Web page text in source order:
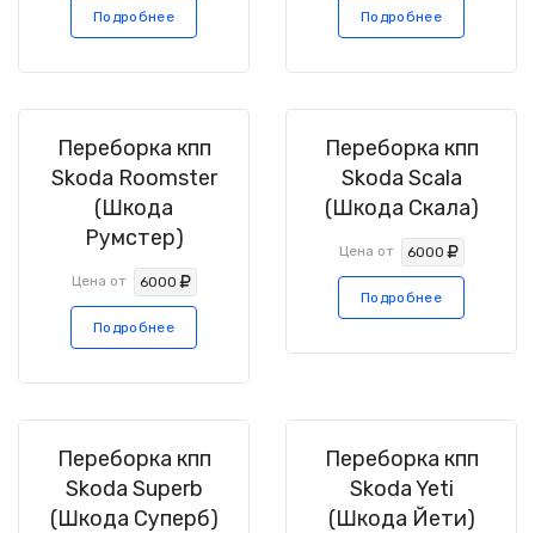
Подробнее Подробнее
Переборка кпп
Skoda Roomster
(Шкода
Румстер)
Цена от 6000
Подробнее
Переборка кпп
Skoda Scala
(Шкода Скала)
Цена от 6000
Подробнее
Переборка кпп
Skoda Superb
(Шкода Суперб)
Переборка кпп
Skoda Yeti
(Шкода Йети)